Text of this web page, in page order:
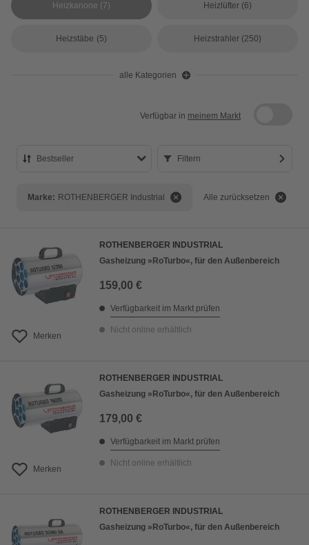
Heizkanone (7) Heizlüfter (6)
Heizstäbe (5) Heizstrahler (250)
alle Kategorien
Verfügbar in meinem Markt
Bestseller
Bewertung
Filtern
Marke: ROTHENBERGER Industrial Alle zurücksetzen
Merken
ROTHENBERGER INDUSTRIAL
Gasheizung »RoTurbo«, für den Außenbereich
159,00 €
Verfügbarkeit im Markt prüfen
Nicht online erhältlich
Merken
ROTHENBERGER INDUSTRIAL
Gasheizung »RoTurbo«, für den Außenbereich
179,00 €
Verfügbarkeit im Markt prüfen
Nicht online erhältlich
ROTHENBERGER INDUSTRIAL
Gasheizung »RoTurbo«, für den Außenbereich